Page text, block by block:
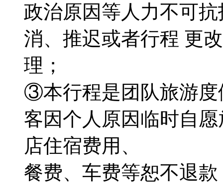
政治原因等人力不可
消、推迟或者行程 更
理；
③本行程是团队旅游度
客因个人原因临时自
店住宿费用、
餐费、车费等恕不退